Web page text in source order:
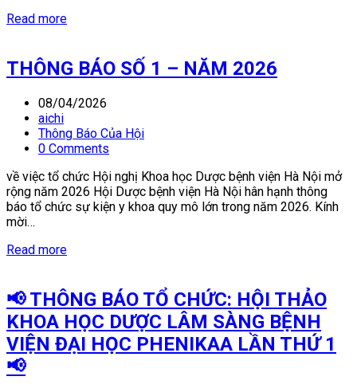
Read more
THÔNG BÁO SỐ 1 – NĂM 2026
08/04/2026
aichi
Thông Báo Của Hội
0 Comments
về việc tổ chức Hội nghị Khoa học Dược bệnh viện Hà Nội mở
rộng năm 2026 Hội Dược bệnh viện Hà Nội hân hạnh thông
báo tổ chức sự kiện y khoa quy mô lớn trong năm 2026. Kính
mời…
Read more
📢 THÔNG BÁO TỔ CHỨC: HỘI THẢO
KHOA HỌC DƯỢC LÂM SÀNG BỆNH
VIỆN ĐẠI HỌC PHENIKAA LẦN THỨ 1
📢